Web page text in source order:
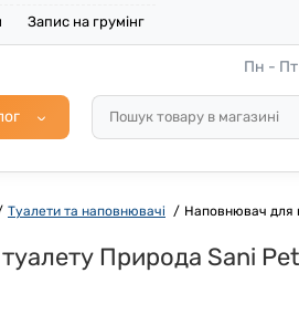
Запис на грумінг
Пн -
Туалети та наповнювачі Наповнювач для
Природа Sani